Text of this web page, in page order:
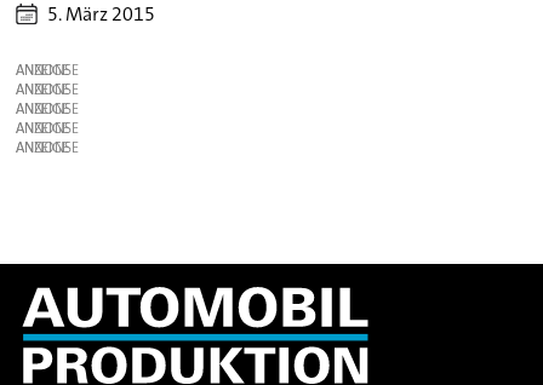
5. März 2015
ANZEIGE
ANZEIGE
ANZEIGE
ANZEIGE
ANZEIGE